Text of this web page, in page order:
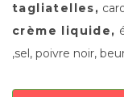
tagliatelles,
crème liquide,
,sel, poivre noir,